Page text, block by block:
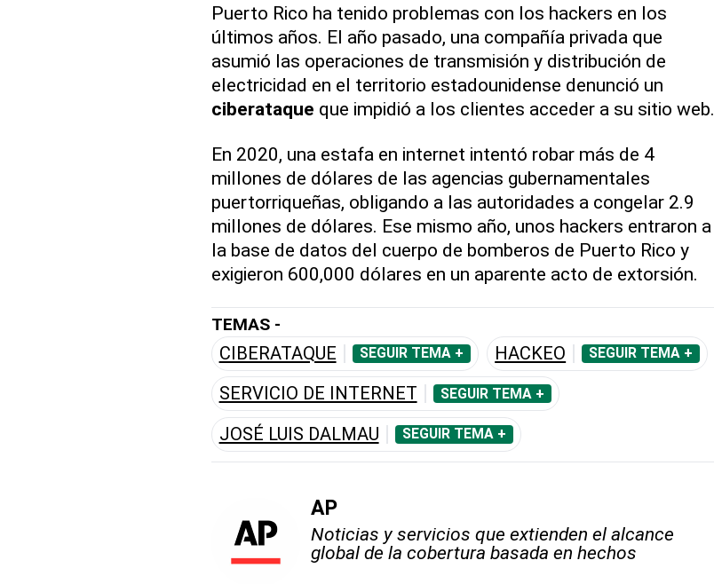
Puerto Rico ha tenido problemas con los hackers en los
últimos años. El año pasado, una compañía privada que
asumió las operaciones de transmisión y distribución de
electricidad en el territorio estadounidense denunció un
ciberataque que impidió a los clientes acceder a su sitio web.
En 2020, una estafa en internet intentó robar más de 4
millones de dólares de las agencias gubernamentales
puertorriqueñas, obligando a las autoridades a congelar 2.9
millones de dólares. Ese mismo año, unos hackers entraron a
la base de datos del cuerpo de bomberos de Puerto Rico y
exigieron 600,000 dólares en un aparente acto de extorsión.
TEMAS -
CIBERATAQUE SEGUIR TEMA + HACKEO SEGUIR TEMA +
SERVICIO DE INTERNET SEGUIR TEMA +
JOSÉ LUIS DALMAU SEGUIR TEMA +
AP
Noticias y servicios que extienden el alcance
global de la cobertura basada en hechos